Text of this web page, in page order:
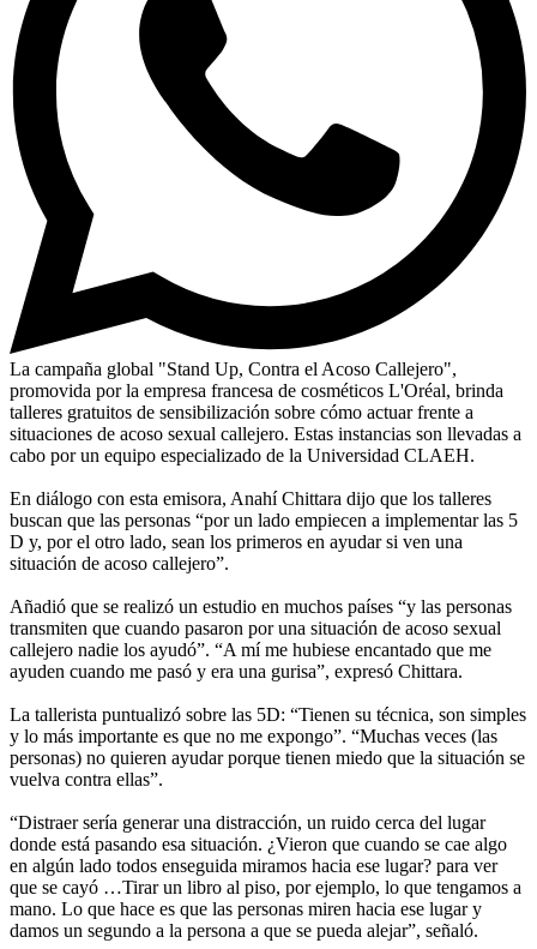
La campaña global "Stand Up, Contra el Acoso Callejero",
promovida por la empresa francesa de cosméticos L'Oréal, brinda
talleres gratuitos de sensibilización sobre cómo actuar frente a
situaciones de acoso sexual callejero. Estas instancias son llevadas a
cabo por un equipo especializado de la Universidad CLAEH.
En diálogo con esta emisora, Anahí Chittara dijo que los talleres
buscan que las personas “por un lado empiecen a implementar las 5
D y, por el otro lado, sean los primeros en ayudar si ven una
situación de acoso callejero”.
Añadió que se realizó un estudio en muchos países “y las personas
transmiten que cuando pasaron por una situación de acoso sexual
callejero nadie los ayudó”. “A mí me hubiese encantado que me
ayuden cuando me pasó y era una gurisa”, expresó Chittara.
La tallerista puntualizó sobre las 5D: “Tienen su técnica, son simples
y lo más importante es que no me expongo”. “Muchas veces (las
personas) no quieren ayudar porque tienen miedo que la situación se
vuelva contra ellas”.
“Distraer sería generar una distracción, un ruido cerca del lugar
donde está pasando esa situación. ¿Vieron que cuando se cae algo
en algún lado todos enseguida miramos hacia ese lugar? para ver
que se cayó …Tirar un libro al piso, por ejemplo, lo que tengamos a
mano. Lo que hace es que las personas miren hacia ese lugar y
damos un segundo a la persona a que se pueda alejar”, señaló.